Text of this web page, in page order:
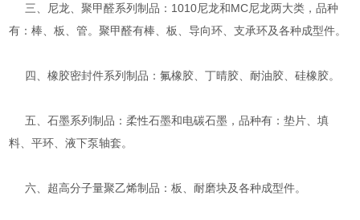
三、尼龙、聚甲醛系列制品：1010尼龙和MC尼龙两大类，品种
有：棒、板、管。聚甲醛有棒、板、导向环、支承环及各种成型件。
四、橡胶密封件系列制品：氟橡胶、丁晴胶、耐油胶、硅橡胶。
五、石墨系列制品：柔性石墨和电碳石墨，品种有：垫片、填
料、平环、液下泵轴套。
六、超高分子量聚乙烯制品：板、耐磨块及各种成型件。